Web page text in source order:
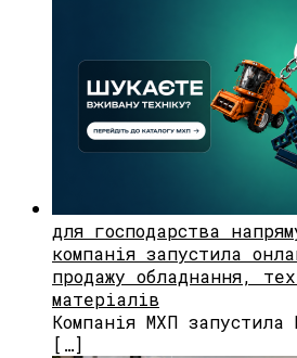
для господарства
компанія запустила
продажу обладнання,
матеріалів
Компанія МХП
[…]